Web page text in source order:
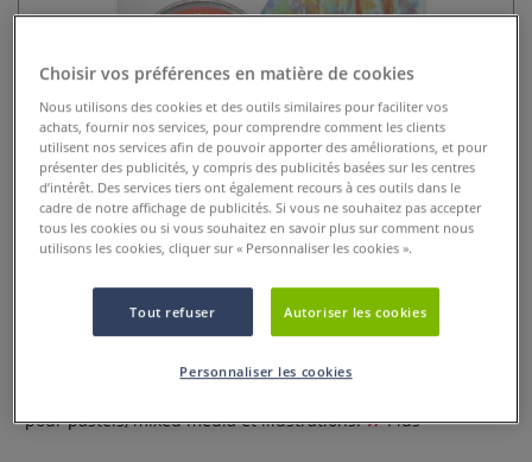
Coffret spécial de 25 couleurs
0 Commentaires
Set Panpastel® 25 godets clairs et moyens. Pastels
pour pastels, mixed media et illustrations.
Plus
Choisir vos préférences en matière de cookies
Nous utilisons des cookies et des outils similaires pour faciliter vos
achats, fournir nos services, pour comprendre comment les clients
utilisent nos services afin de pouvoir apporter des améliorations, et pour
présenter des publicités, y compris des publicités basées sur les centres
d’intérêt. Des services tiers ont également recours à ces outils dans le
cadre de notre affichage de publicités. Si vous ne souhaitez pas accepter
tous les cookies ou si vous souhaitez en savoir plus sur comment nous
utilisons les cookies, cliquer sur « Personnaliser les cookies ».
Tout refuser Autoriser les cookies
Personnaliser les cookies